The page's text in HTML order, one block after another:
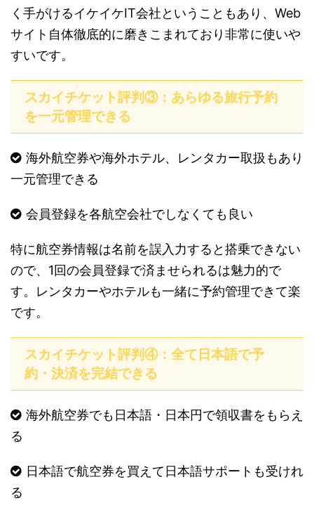
く手がけるイケイケIT会社ということもあり、Web
サイト自体徹底的に磨きこまれており非常に使いや
すいです。
スカイチケット評判③：あらゆる旅行予約
を一元管理できる
海外航空券や海外ホテル、レンタカー取扱もあり
一元管理できる
会員登録を各航空会社でしなくても良い
特に航空券情報は名前を誤入力すると搭乗できない
ので、1回の会員登録で済ませられるは魅力的で
す。レンタカーやホテルも一緒に予約管理できて楽
です。
スカイチケット評判④：全て日本語で予
約・決済を完結できる
海外航空券でも日本語・日本円で領収書をもらえ
る
日本語で航空券を買えて日本語サポートも受けれ
る